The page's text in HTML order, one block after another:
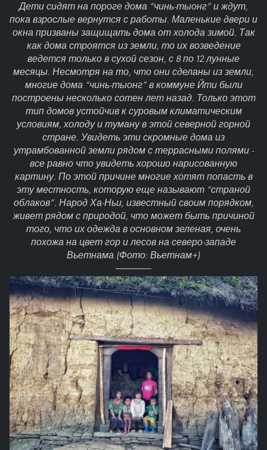
Дети сидят на пороге дома “чинь-тыонг” и ждут,
пока взрослые вернутся с работы. Маленькие двери и
окна призваны защищать дома от холода зимой. Так
как дома строятся из земли, то их возведение
ведется только в сухой сезон, с 8 по 12 лунные
месяцы. Несмотря на то, что они сделаны из земли,
многие дома “чинь-тыонг” в коммуне Йти были
построены несколько сотен лет назад. Только этот
тип домов устойчив к суровым климатическим
условиям, холоду и туману в этой северной горной
стране. Увидеть эти скромные дома из
утрамбованной земли рядом с террасными полями -
все равно что увидеть хорошо нарисованную
картину. По этой причине многие хотят попасть в
эту местность, которую еще называют “страной
облаков”. Народ Ха-Ньи, известный своим порядком,
живет рядом с природой, что может быть причиной
того, что их одежда в основном зеленая, очень
похожа на цвет гор и лесов на северо-западе
Вьетнама (Фото: Вьетнам+)